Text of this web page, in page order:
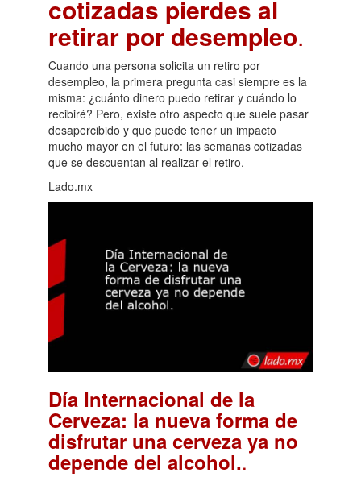
cotizadas pierdes al
retirar por desempleo.
Cuando una persona solicita un retiro por
desempleo, la primera pregunta casi siempre es la
misma: ¿cuánto dinero puedo retirar y cuándo lo
recibiré? Pero, existe otro aspecto que suele pasar
desapercibido y que puede tener un impacto
mucho mayor en el futuro: las semanas cotizadas
que se descuentan al realizar el retiro.
Lado.mx
Día Internacional de la
Cerveza: la nueva forma de
disfrutar una cerveza ya no
depende del alcohol..